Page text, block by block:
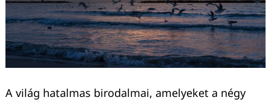
A világ hatalmas birodalmai, amelyeket a négy